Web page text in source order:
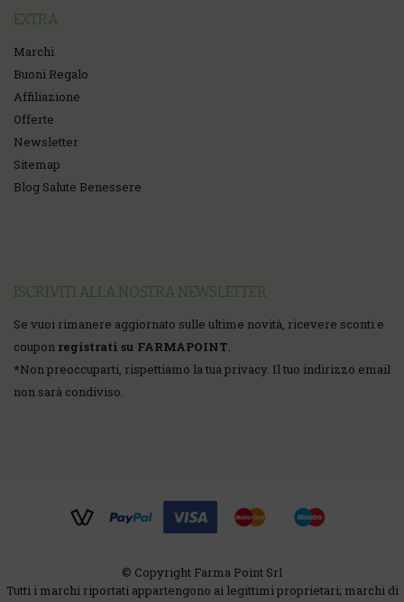
EXTRA
Marchi
Buoni Regalo
Affiliazione
Offerte
Newsletter
Sitemap
Blog Salute Benessere
ISCRIVITI ALLA NOSTRA NEWSLETTER
Se vuoi rimanere aggiornato sulle ultime novità, ricevere sconti e
coupon registrati su FARMAPOINT.
*Non preoccuparti, rispettiamo la tua privacy. Il tuo indirizzo email
non sarà condiviso.
© Copyright Farma Point Srl
Tutti i marchi riportati appartengono ai legittimi proprietari; marchi di